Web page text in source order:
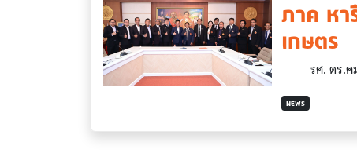
ภาค หา
เกษตร
รศ. ดร.คมสั
NEWS